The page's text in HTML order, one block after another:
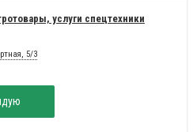
услуги спецтехники
5/3